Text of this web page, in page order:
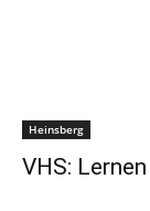
Heinsberg
VHS: